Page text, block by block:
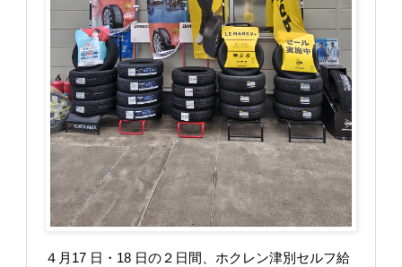
４月17 日・18 日の２日間、ホクレン津別セルフ給